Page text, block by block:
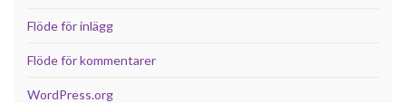
Flöde för inlägg
Flöde för kommentarer
WordPress.org